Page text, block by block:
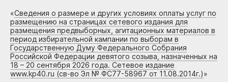
«Сведения о размере и других условиях оплаты услуг по
размещению на страницах сетевого издания для
размещения предвыборных, агитационных материалов в
период избирательной кампании по выборам в
Государственную Думу Федерального Собрания
Российской Федерации девятого созыва, назначенных на
18 – 20 сентября 2026 года. Сетевое издание
www.kp40.ru (св-во Эл № ФС77-58967 от 11.08.2014г.)»